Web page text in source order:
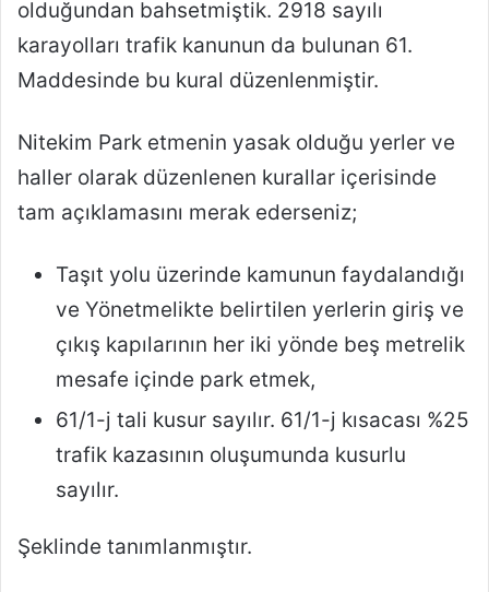
olduğundan bahsetmiştik. 2918 sayılı
karayolları trafik kanunun da bulunan 61.
Maddesinde bu kural düzenlenmiştir.
Nitekim Park etmenin yasak olduğu yerler ve
haller olarak düzenlenen kurallar içerisinde
tam açıklamasını merak ederseniz;
Taşıt yolu üzerinde kamunun faydalandığı
ve Yönetmelikte belirtilen yerlerin giriş ve
çıkış kapılarının her iki yönde beş metrelik
mesafe içinde park etmek,
61/1-j tali kusur sayılır. 61/1-j kısacası %25
trafik kazasının oluşumunda kusurlu
sayılır.
Şeklinde tanımlanmıştır.